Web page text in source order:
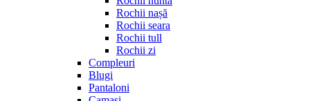
Rochii nașă
Rochii seara
Rochii tull
Rochii zi
Compleuri
Blugi
Pantaloni